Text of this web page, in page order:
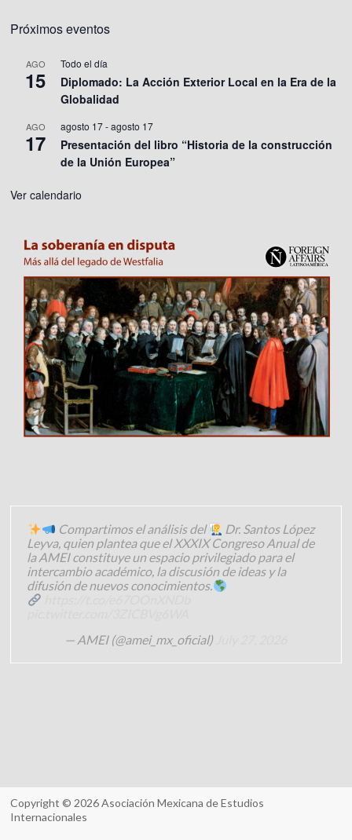
Próximos eventos
AGO
15
Todo el día
Diplomado: La Acción Exterior Local en la Era de la
Globalidad
AGO
17
agosto 17-agosto 17
Presentación del libro “Historia de la construcción
de la Unión Europea”
Ver calendario
Compartimos el análisis del
Dr. Santos López
Leyva, quien plantea que el XXXIX Congreso Anual de
la AMEI constituye un espacio privilegiado para el
intercambio académico, la discusión de ideas y la
difusión de nuevos conocimientos.
— AMEI (@amei_mx_oficial)
Copyright © 2026Asociación Mexicana de Estudios
Internacionales